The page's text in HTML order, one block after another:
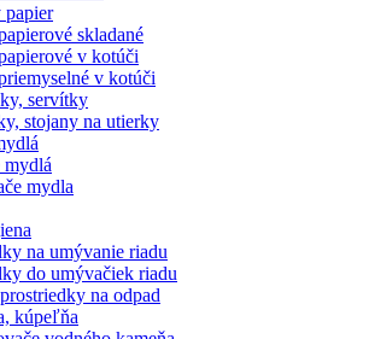
papier
skladané
v kotúči
v kotúči
servítky
stojany na utierky
mydlá
mydla
na umývanie riadu
do umývačiek riadu
na odpad
kúpeľňa